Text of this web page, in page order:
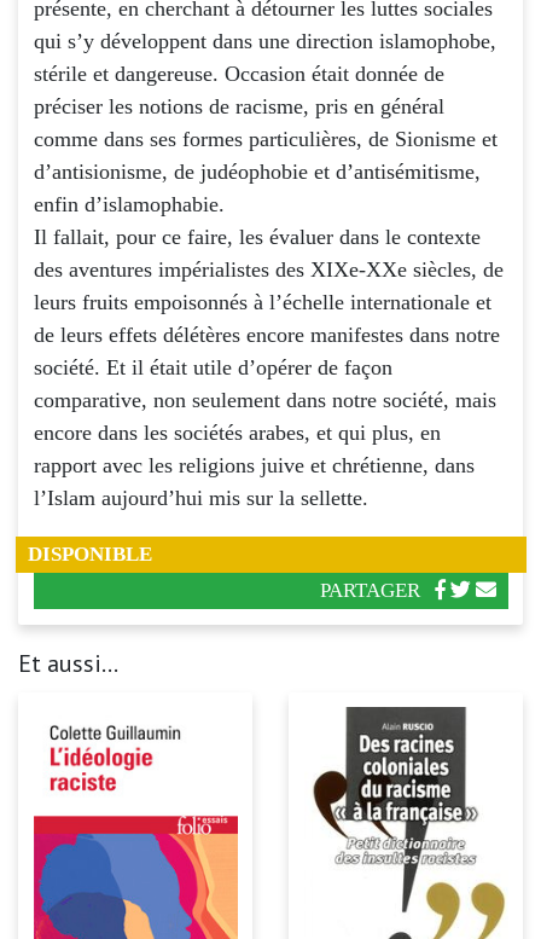
présente, en cherchant à détourner les luttes sociales
qui s’y développent dans une direction islamophobe,
stérile et dangereuse. Occasion était donnée de
préciser les notions de racisme, pris en général
comme dans ses formes particulières, de Sionisme et
d’antisionisme, de judéophobie et d’antisémitisme,
enfin d’islamophabie.
Il fallait, pour ce faire, les évaluer dans le contexte
des aventures impérialistes des XIXe-XXe siècles, de
leurs fruits empoisonnés à l’échelle internationale et
de leurs effets délétères encore manifestes dans notre
société. Et il était utile d’opérer de façon
comparative, non seulement dans notre société, mais
encore dans les sociétés arabes, et qui plus, en
rapport avec les religions juive et chrétienne, dans
l’Islam aujourd’hui mis sur la sellette.
DISPONIBLE
PARTAGER
Et aussi...